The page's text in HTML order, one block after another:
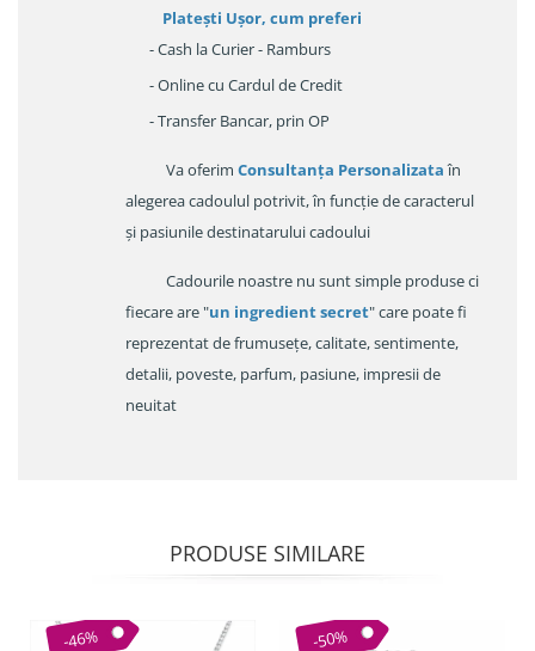
Platești Ușor, cum preferi
- Cash la Curier - Ramburs
- Online cu Cardul de Credit
- Transfer Bancar, prin OP
Va oferim Consultanța Personalizataîn
alegerea cadoulul potrivit, în funcție de caracterul
și pasiunile destinatarului cadoului
Cadourile noastre nu sunt simple produse ci
fiecare are "un ingredient secret" care poate fi
reprezentat de frumusețe, calitate, sentimente,
detalii, poveste, parfum, pasiune, impresii de
neuitat
PRODUSE SIMILARE
-46% -50%